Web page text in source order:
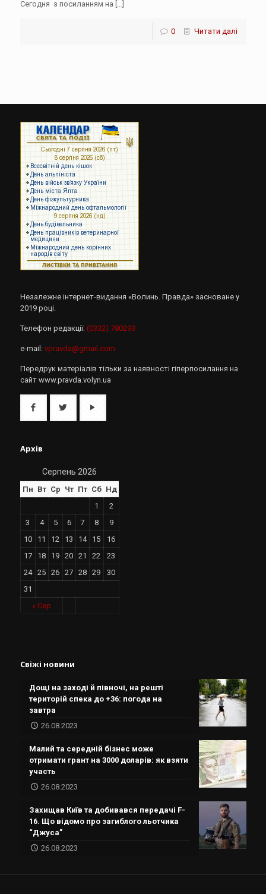
Сегодня з посиланням на
0 Читати далі
Незалежне інтернет-видання «Волинь. Правда» засноване у
2019 році.
Телефон редакції: (0332) 780293
e-mail: vpravda@gmail.com
Передрук матеріалів тільки за наявності гіперпосилання на
сайт www.pravda.volyn.ua
Архів
Серпень 2026
Пн Вт Ср Чт Пт Сб Нд
« Сер
1
2
3
4 5 6 7 8
9
10
11 12 13 14 15
16
17
18 19 20 21 22
23
24
25 26 27 28 29
30
31
Свіжі новини
Дощі на заході й півночі, на решті
територій спека до +36: погода на
завтра
26.08.2023
Малий та середній бізнес може
отримати грант на 3000 доларів: як взяти
участь
26.08.2023
Захищав Київ та добивався передачі F-
16. Що відомо про загиблого льотчика
“Джуса”
26.08.2023